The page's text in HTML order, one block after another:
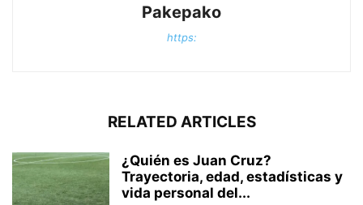
Pakepako
https:
RELATED ARTICLES
¿Quién es Juan Cruz?
Trayectoria, edad, estadísticas y
vida personal del...